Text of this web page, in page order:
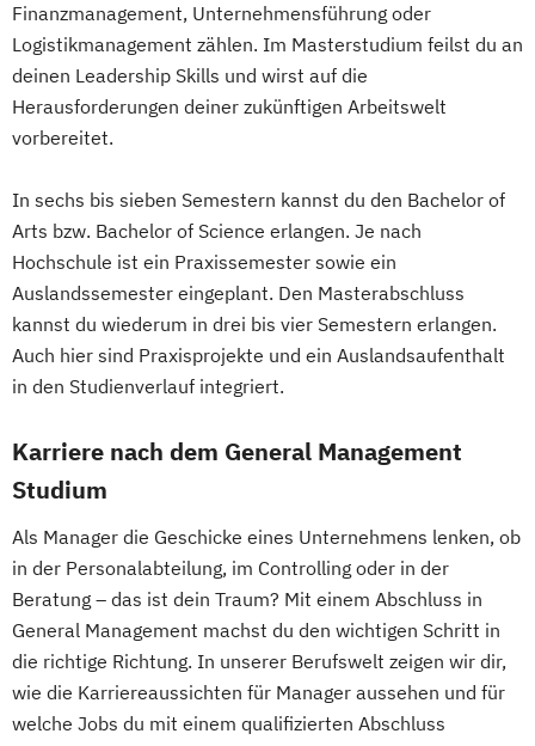
Finanzmanagement, Unternehmensführung oder
Logistikmanagement zählen. Im Masterstudium feilst du an
deinen Leadership Skills und wirst auf die
Herausforderungen deiner zukünftigen Arbeitswelt
vorbereitet.
In sechs bis sieben Semestern kannst du den Bachelor of
Arts bzw. Bachelor of Science erlangen. Je nach
Hochschule ist ein Praxissemester sowie ein
Auslandssemester eingeplant. Den Masterabschluss
kannst du wiederum in drei bis vier Semestern erlangen.
Auch hier sind Praxisprojekte und ein Auslandsaufenthalt
in den Studienverlauf integriert.
Karriere nach dem General Management
Studium
Als Manager die Geschicke eines Unternehmens lenken, ob
in der Personalabteilung, im Controlling oder in der
Beratung – das ist dein Traum? Mit einem Abschluss in
General Management machst du den wichtigen Schritt in
die richtige Richtung. In unserer Berufswelt zeigen wir dir,
wie die Karriereaussichten für Manager aussehen und für
welche Jobs du mit einem qualifizierten Abschluss